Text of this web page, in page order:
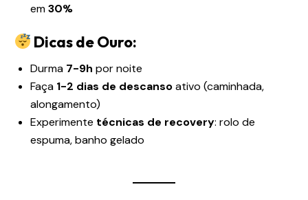
em30%
Dicas de Ouro:
Durma 7-9h por noite
Faça 1-2 dias de descansoativo (caminhada,
alongamento)
Experimente técnicas de recovery: rolo de
espuma, banho gelado